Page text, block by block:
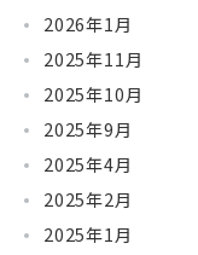
2026年1月
2025年11月
2025年10月
2025年9月
2025年4月
2025年2月
2025年1月